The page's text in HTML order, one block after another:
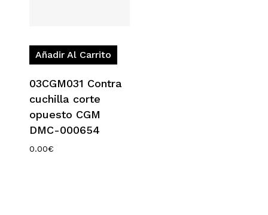
Añadir Al Carrito
03CGM031 Contra
cuchilla corte
opuesto CGM
DMC-000654
0.00€